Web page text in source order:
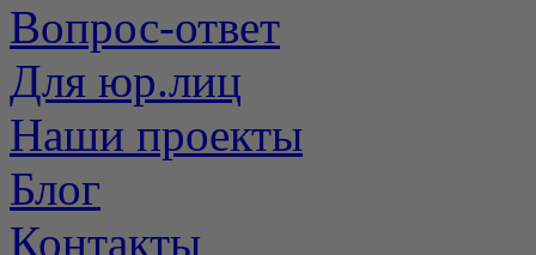
Вопрос-ответ
Для юр.лиц
Наши проекты
Блог
Контакты